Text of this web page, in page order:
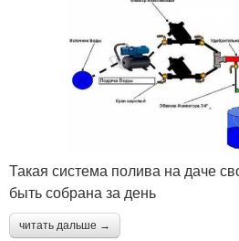
Такая система полива на даче
быть собрана за день
читать дальше →